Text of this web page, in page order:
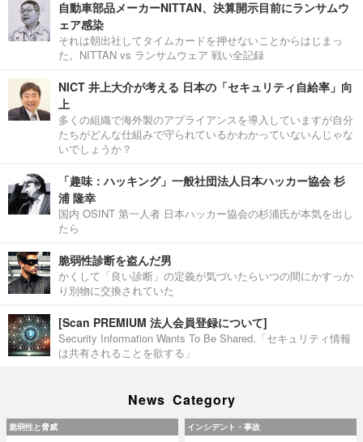
自動車部品メーカーNITTAN、決算開示目前にランサムウ
ェア感染
それは朝出社してタイムカードを押せないことからはじまっ
た。NITTAN vs ランサムウェア 戦い全記録
NICT 井上大介が考える 日本の「セキュリティ自給率」向
上
多くの組織で海外製のアプライアンスを導入していますが自分
たちがどんな仕組みで守られているかわかっていないんじゃな
いでしょうか？
「趣味：ハッキング」一般社団法人日本ハッカー協会 杉
浦 隆幸
国内 OSINT 第一人者 日本ハッカー協会の杉浦氏が本気を出し
たら
脆弱性診断を盗んだ男
かくして「良い診断」の定義が気づいたらいつの間にかすっか
り別物に交換されていた
[Scan PREMIUM 法人会員登録について]
Security Information Wants To Be Shared.「セキュリティ情報
は共有されることを欲する」
News Category
脆弱性と脅威 インシデント・事故